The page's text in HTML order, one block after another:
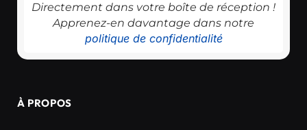
Directement dans votre boîte de réception !
Apprenez-en davantage dans notre
politique de confidentialité
À PROPOS